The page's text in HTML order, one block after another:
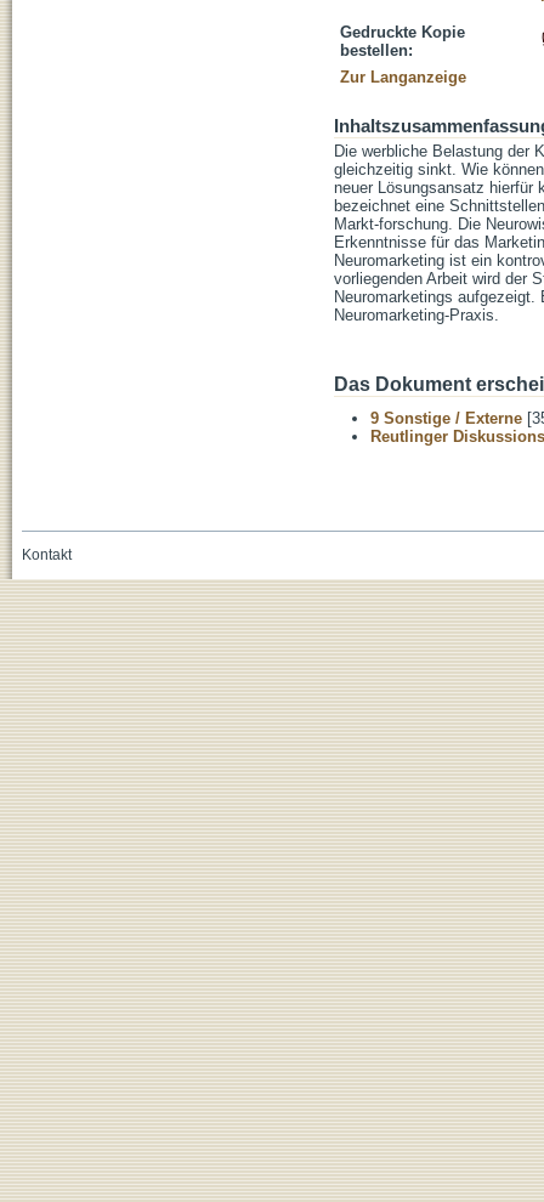
Gedruckte Kopie
bestellen:
Zur Langanzeige
Die werbliche Belastung der
gleichzeitig sinkt. Wie
neuer Lösungsansatz hierfür
bezeichnet eine
Markt-forschung. Die
Erkenntnisse für das
Neuromarketing ist ein
vorliegenden Arbeit wird der
Neuromarketings
Neuromarketing-Praxis.
Das Dokument
9 Sonstige / Externe
Reutlinger
Kontakt